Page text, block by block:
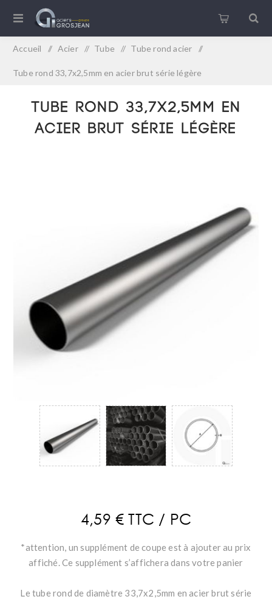
Accueil / Acier / Tube / Tube rond acier /
Tube rond 33,7x2,5mm en acier brut série légère
Tube rond 33,7x2,5mm en
acier brut série légère
4,59 € TTC / PC
*attention, un supplément de coupe est à ajouter au prix
affiché. Ce supplément s’affichera dans votre panier
Le tube rond de diamètre 33,7x2,5mm en acier brut série